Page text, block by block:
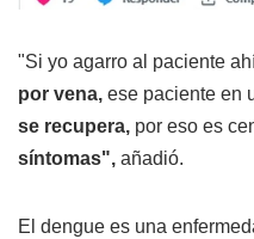
"Si yo agarro al paciente
por vena, ese paciente en
se recupera, por eso es
síntomas", añadió.
El dengue es una